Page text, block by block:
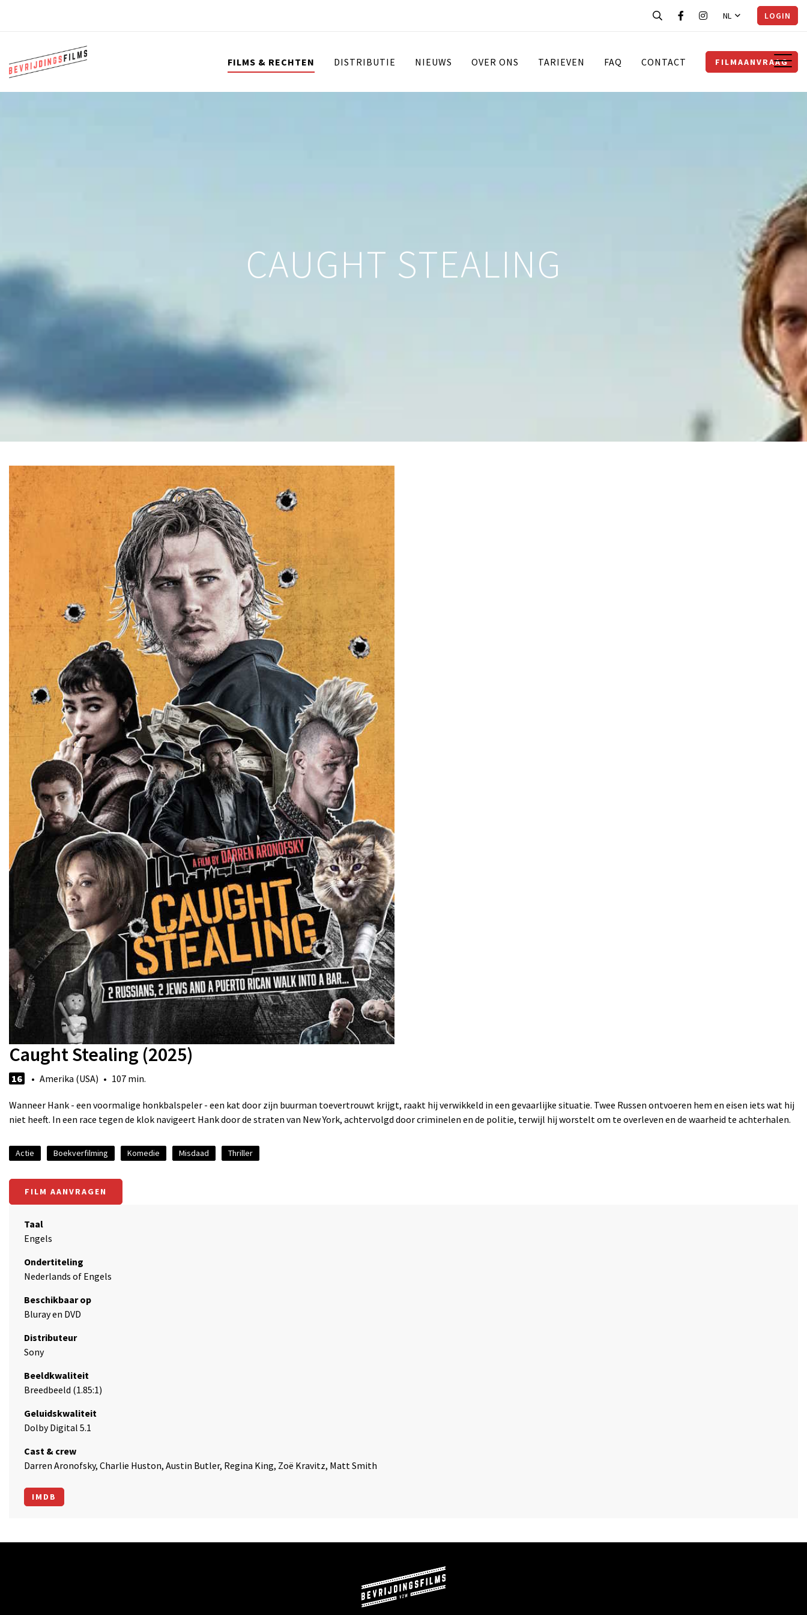
NL LOGIN
FILMS & RECHTEN DISTRIBUTIE NIEUWS OVER ONS TARIEVEN FAQ CONTACT FILMAANVRAAG
CAUGHT STEALING
Caught Stealing (2025)
16 • Amerika (USA) • 107 min.
Wanneer Hank - een voormalige honkbalspeler - een kat door zijn buurman toevertrouwt krijgt, raakt hij verwikkeld in een gevaarlijke situatie. Twee Russen ontvoeren hem en eisen iets wat hij
niet heeft. In een race tegen de klok navigeert Hank door de straten van New York, achtervolgd door criminelen en de politie, terwijl hij worstelt om te overleven en de waarheid te achterhalen.
Actie Boekverfilming Komedie Misdaad Thriller
FILM AANVRAGEN
Taal
Engels
Ondertiteling
Nederlands of Engels
Beschikbaar op
Bluray en DVD
Distributeur
Sony
Beeldkwaliteit
Breedbeeld (1.85:1)
Geluidskwaliteit
Dolby Digital 5.1
Cast & crew
Darren Aronofsky, Charlie Huston, Austin Butler, Regina King, Zoë Kravitz, Matt Smith
IMDB